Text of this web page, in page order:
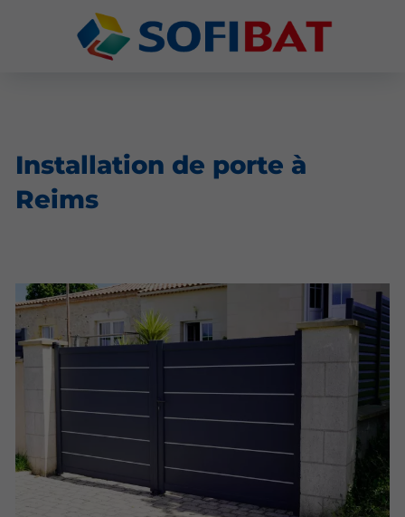
Installation de porte à
Reims